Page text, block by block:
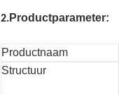
2.Productparameter:
Productnaam
Structuur